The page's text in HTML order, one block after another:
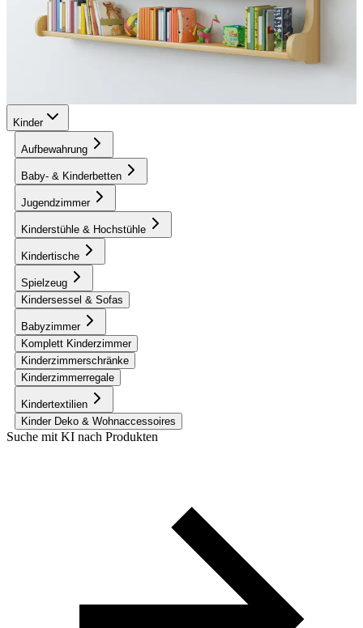
Kinder
Aufbewahrung
Baby- & Kinderbetten
Jugendzimmer
Kinderstühle & Hochstühle
Kindertische
Spielzeug
Kindersessel & Sofas
Babyzimmer
Komplett Kinderzimmer
Kinderzimmerschränke
Kinderzimmerregale
Kindertextilien
Kinder Deko & Wohnaccessoires
Suche mit KI nach Produkten